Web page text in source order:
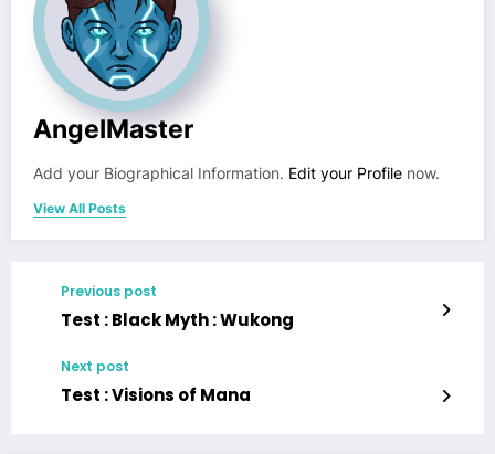
AngelMaster
Add your Biographical Information. Edit your Profile now.
View All Posts
Previous post
Test : Black Myth : Wukong
Next post
Test : Visions of Mana